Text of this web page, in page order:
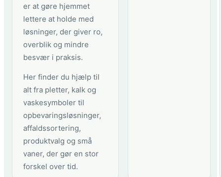
er at gøre hjemmet
lettere at holde med
løsninger, der giver ro,
overblik og mindre
besvær i praksis.
Her finder du hjælp til
alt fra pletter, kalk og
vaskesymboler til
opbevaringsløsninger,
affaldssortering,
produktvalg og små
vaner, der gør en stor
forskel over tid.